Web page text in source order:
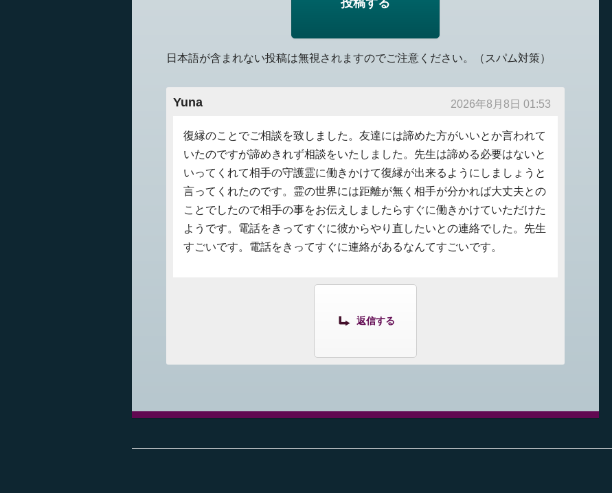
日本語が含まれない投稿は無視されますのでご注意ください。（スパム対策）
Yuna 2026年8月8日 01:53
復縁のことでご相談を致しました。友達には諦めた方がいいとか言われて
いたのですが諦めきれず相談をいたしました。先生は諦める必要はないと
いってくれて相手の守護霊に働きかけて復縁が出来るようにしましょうと
言ってくれたのです。霊の世界には距離が無く相手が分かれば大丈夫との
ことでしたので相手の事をお伝えしましたらすぐに働きかけていただけた
ようです。電話をきってすぐに彼からやり直したいとの連絡でした。先生
すごいです。電話をきってすぐに連絡があるなんてすごいです。
返信する